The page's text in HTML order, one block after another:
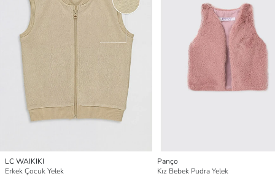
LC WAIKIKI
Erkek Çocuk Yelek
Panço
Kız Bebek Pudra Yelek